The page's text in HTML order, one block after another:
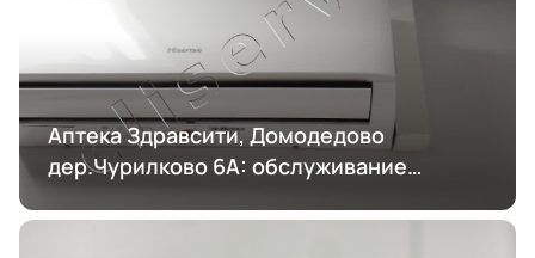
Аптека Здравсити, Домодедово
дер.Чурилково 6А: обслуживание